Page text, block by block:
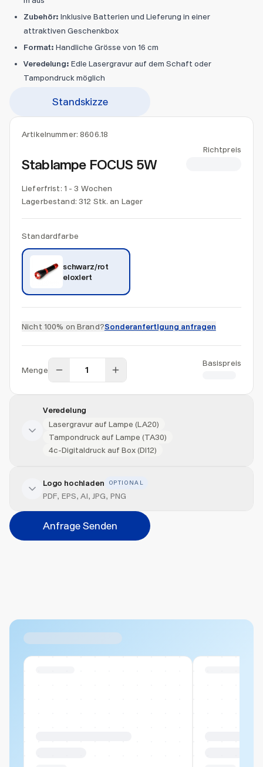
Artikelnummer:8606.18
Stablampe FOCUS 5W
Richtpreis
Lieferfrist: 1 - 3 Wochen
Lagerbestand: 312 Stk. an Lager
Standardfarbe
schwarz/rot
eloxiert
Nicht 100% on Brand?Sonderanfertigung anfragen
Menge
Basispreis
Veredelung
Lasergravur auf Lampe (LA20)
Tampondruck auf Lampe (TA30)
4c-Digitaldruck auf Box (DI12)
Veredelung hinzufügen
Veredelungsart
Logo hochladen OPTIONAL
PDF, EPS, AI, JPG, PNG
Anfrage Senden
Zubehör: Inklusive Batterien und Lieferung in einer
attraktiven Geschenkbox
Format: Handliche Grösse von 16 cm
Veredelung: Edle Lasergravur auf dem Schaft oder
Tampondruck möglich
Standskizze
Ähnliche Produkte